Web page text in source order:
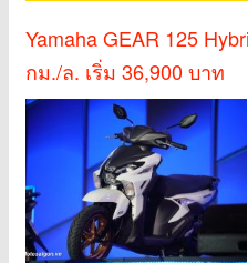
Yamaha GEAR 125
กม./ล. เริ่ม 36,900 บาท